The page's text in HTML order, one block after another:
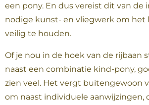
een pony. En dus vereist dit van de
nodige kunst- en vliegwerk om het
veilig te houden.
Of je nou in de hoek van de rijbaan
naast een combinatie kind-pony,
zien veel. Het vergt buitengewoon
om naast individuele aanwijzingen,